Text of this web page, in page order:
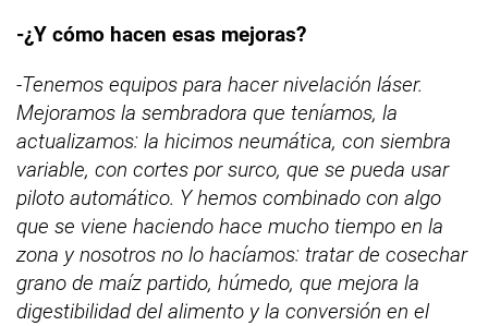
-¿Y cómo hacen esas mejoras?
-Tenemos equipos para hacer nivelación láser.
Mejoramos la sembradora que teníamos, la
actualizamos: la hicimos neumática, con siembra
variable, con cortes por surco, que se pueda usar
piloto automático. Y hemos combinado con algo
que se viene haciendo hace mucho tiempo en la
zona y nosotros no lo hacíamos: tratar de cosechar
grano de maíz partido, húmedo, que mejora la
digestibilidad del alimento y la conversión en el